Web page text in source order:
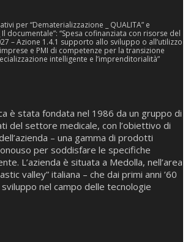
per “Dematerializzazione _ QUALITA” e
documentale”: “Spesa cofinanziata con risorse del
– Azione 1.4.1 supporto allo sviluppo o all’utilizzo
e PMI di competenze per la transizione
intelligente e l’imprenditorialità”
è stata fondata nel 1986 da un gruppo di
del settore medicale, con l’obiettivo di
– una gamma di prodotti
per soddisfare le specifiche
L’azienda è situata a Medolla, nell’area
valley” italiana – che dai primi anni ’60
nel campo delle tecnologie